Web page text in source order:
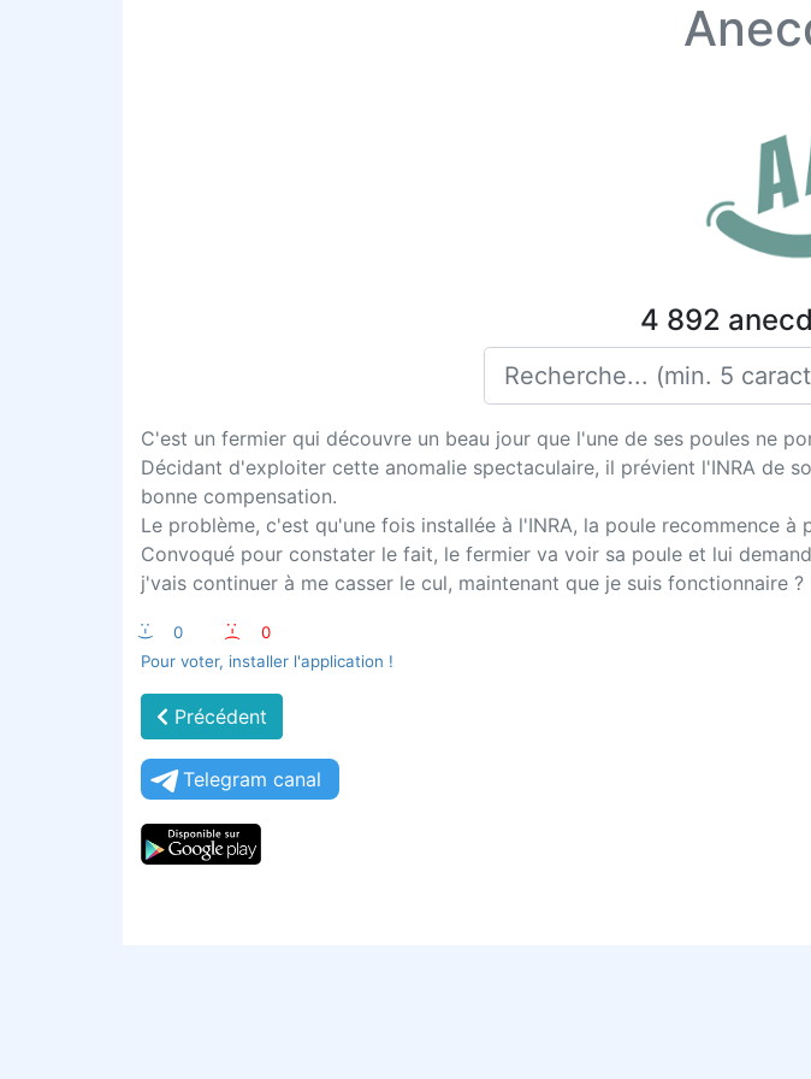
4 892
C'est un fermier qui découvre un beau jour que l'une de ses poules ne
Décidant d'exploiter cette anomalie spectaculaire, il prévient l'INRA de
bonne compensation.
Le problème, c'est qu'une fois installée à l'INRA, la poule recommence à
Convoqué pour constater le fait, le fermier va voir sa poule et lui
j'vais continuer à me casser le cul, maintenant que je suis fonctionnaire ?
:-) 0 :-(
0
Pour voter, installer l'application !
Précédent
Telegram canal